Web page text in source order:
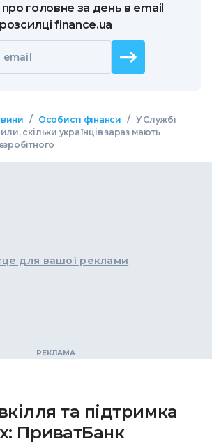
головне за день в email
розсилці finance.ua
/ Особисті фінанси / У Службі
скільки українців зараз мають
для вашої реклами
та підтримка
ПриватБанк